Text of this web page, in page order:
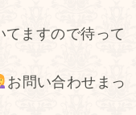
てますので待って
お問い合わせまっ